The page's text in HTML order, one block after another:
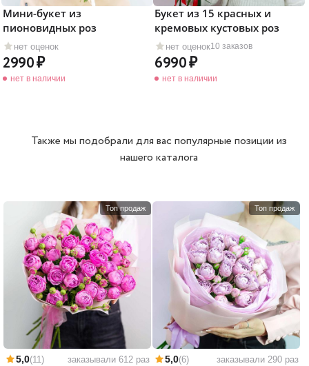
нет оценок
Мини-букет из
пионовидных роз
2990
нет в наличии
нет оценок10 заказов
Букет из 15 красных и
кремовых кустовых роз
6990
нет в наличии
Также мы подобрали для вас популярные позиции из
нашего каталога
Топ продаж
5,0(11) заказывали 612 раз
Топ продаж
5,0(6) заказывали 290 раз